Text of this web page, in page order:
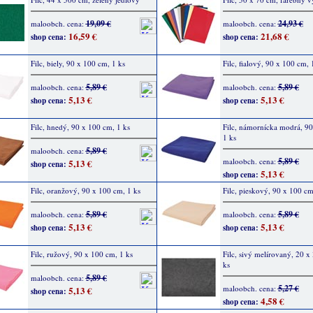
maloobch. cena:19,09 €
shop cena: 16,59 €
maloobch. cena:24,93 €
shop cena: 21,68 €
Filc, biely, 90 x 100 cm, 1 ks
maloobch. cena:5,89 €
shop cena: 5,13 €
Filc, fialový, 90 x 100 cm,
maloobch. cena:5,89 €
shop cena: 5,13 €
Filc, hnedý, 90 x 100 cm, 1 ks
maloobch. cena:5,89 €
shop cena: 5,13 €
Filc, námornícka modrá,
1 ks
maloobch. cena:5,89 €
shop cena: 5,13 €
Filc, oranžový, 90 x 100 cm, 1 ks
maloobch. cena:5,89 €
shop cena: 5,13 €
Filc, pieskový, 90 x 100
maloobch. cena:5,89 €
shop cena: 5,13 €
Filc, ružový, 90 x 100 cm, 1 ks
maloobch. cena:5,89 €
shop cena: 5,13 €
Filc, sivý melírovaný, 20 x
ks
maloobch. cena:5,27 €
shop cena: 4,58 €